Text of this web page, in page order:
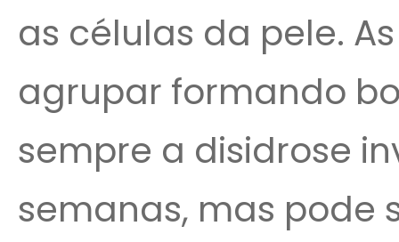
as células da pele.
agrupar formando
sempre a disidrose
semanas, mas pode